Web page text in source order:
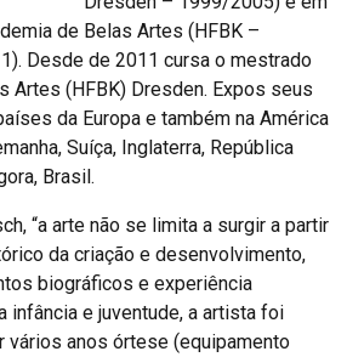
de Belas Artes (HFBK –
Desde de 2011 cursa o mestrado
Artes (HFBK) Dresden. Expos seus
da Europa e também na América
Suíça, Inglaterra, República
Brasil.
“a arte não se limita a surgir a partir
da criação e desenvolvimento,
biográficos e experiência
infância e juventude, a artista foi
vários anos órtese (equipamento